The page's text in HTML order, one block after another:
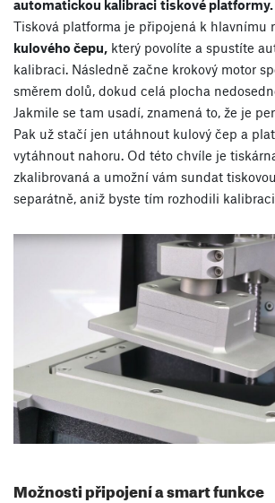
automatickou kalibraci tiskové platformy.
Tisková platforma je připojená k hlavnímu
kulového čepu, který povolíte a spustíte
kalibraci. Následně začne krokový motor
směrem dolů, dokud celá plocha
Jakmile se tam usadí, znamená to, že je
Pak už stačí jen utáhnout kulový čep a
vytáhnout nahoru. Od této chvíle je
zkalibrovaná a umožní vám sundat
separátně, aniž byste tím rozhodili
Možnosti připojení a smart funkce